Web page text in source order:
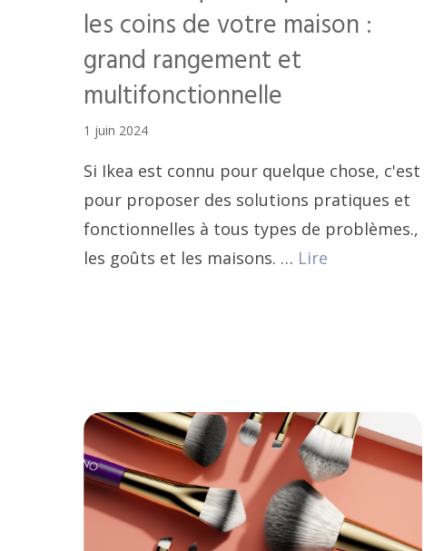
les coins de votre maison :
grand rangement et
multifonctionnelle
1 juin 2024
Si Ikea est connu pour quelque chose, c'est
pour proposer des solutions pratiques et
fonctionnelles à tous types de problèmes.,
les goûts et les maisons. … Lire